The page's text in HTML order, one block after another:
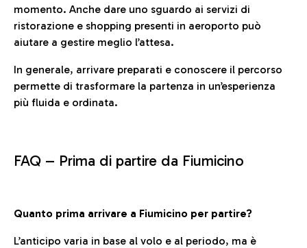
momento. Anche dare uno sguardo ai servizi di
ristorazione e shopping presenti in aeroporto può
aiutare a gestire meglio l’attesa.
In generale, arrivare preparati e conoscere il percorso
permette di trasformare la partenza in un’esperienza
più fluida e ordinata.
FAQ – Prima di partire da Fiumicino
Quanto prima arrivare a Fiumicino per partire?
L’anticipo varia in base al volo e al periodo, ma è